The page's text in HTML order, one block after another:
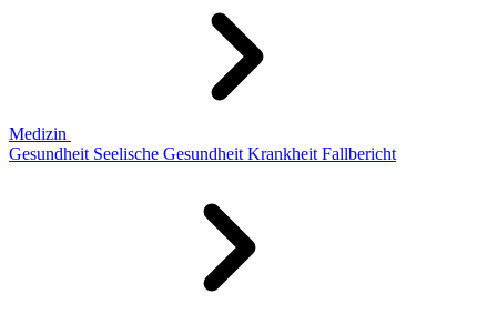
Medizin
Gesundheit Seelische Gesundheit Krankheit Fallbericht